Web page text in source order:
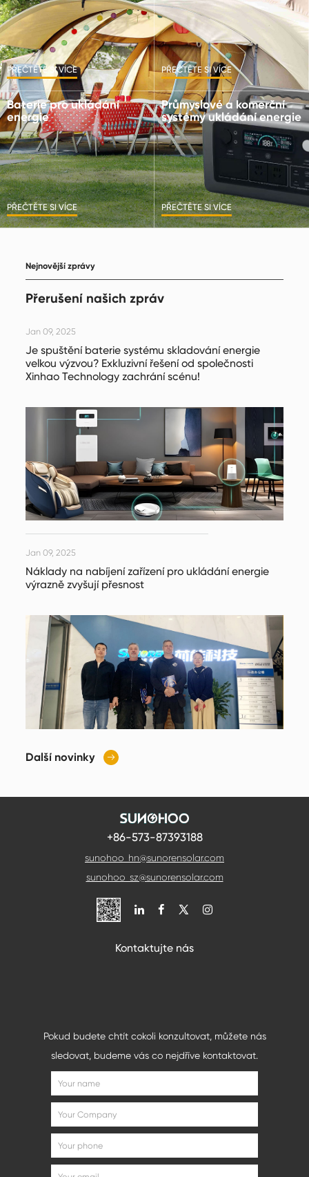
PŘEČTĚTE SI VÍCE PŘEČTĚTE SI VÍCE
Baterie pro ukládání
energie
PŘEČTĚTE SI VÍCE
Průmyslové a komerční
systémy ukládání energie
PŘEČTĚTE SI VÍCE
Nejnovější zprávy
Přerušení našich zpráv
Jan 09, 2025
Je spuštění baterie systému skladování energie
velkou výzvou? Exkluzivní řešení od společnosti
Xinhao Technology zachrání scénu!
Jan 09, 2025
Náklady na nabíjení zařízení pro ukládání energie
výrazně zvyšují přesnost
Další novinky 
+86-573-87393188
sunohoo_hn@sunorensolar.com
sunohoo_sz@sunorensolar.com

Kontaktujte nás
Pokud budete chtít cokoli konzultovat, můžete nás
sledovat, budeme vás co nejdříve kontaktovat.